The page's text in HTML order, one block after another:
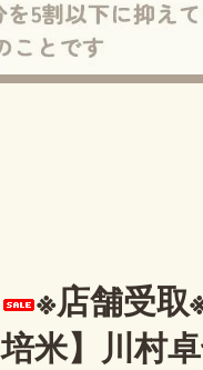
※店舗受取
培米】川村